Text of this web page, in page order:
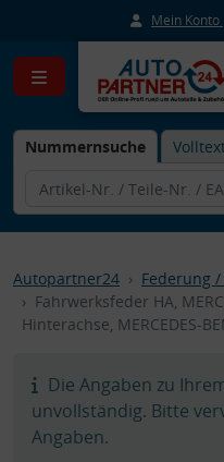
Mein Konto
Nummernsuche
Autopartner24 Federung
Fahrwerksfeder HA,
Hinterachse, MERCEDES-
Die Angaben zu
unvollständig. Bitte
Angaben.